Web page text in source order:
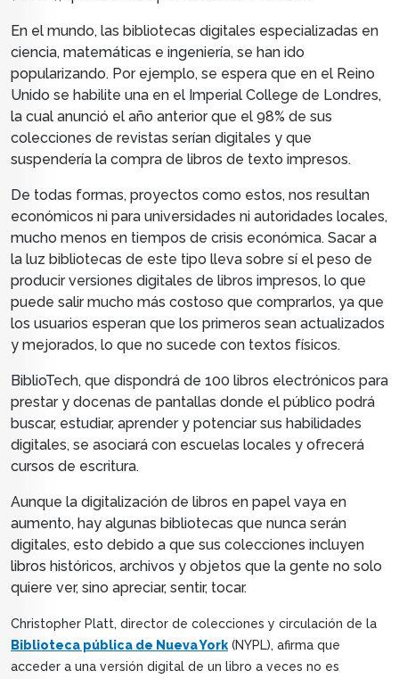
En el mundo, las bibliotecas digitales especializadas en
ciencia, matemáticas e ingeniería, se han ido
popularizando. Por ejemplo, se espera que en el Reino
Unido se habilite una en el Imperial College de Londres,
la cual anunció el año anterior que el 98% de sus
colecciones de revistas serían digitales y que
suspendería la compra de libros de texto impresos.
De todas formas, proyectos como estos, nos resultan
económicos ni para universidades ni autoridades locales,
mucho menos en tiempos de crisis económica. Sacar a
la luz bibliotecas de este tipo lleva sobre sí el peso de
producirversiones digitales de libros impresos, lo que
puede salir mucho más costoso que comprarlos, ya que
los usuarios esperan que los primeros sean actualizados
y mejorados, lo que no sucede con textos físicos.
BiblioTech, que dispondrá de 100 libros electrónicos para
prestar y docenas de pantallas donde el público podrá
buscar, estudiar, aprender y potenciar sus habilidades
digitales, se asociará con escuelas locales y ofrecerá
cursos de escritura.
Aunque la digitalización de libros en papel vaya en
aumento, hay algunas bibliotecas que nunca serán
digitales, esto debido a que sus colecciones incluyen
libros históricos, archivos y objetos que la gente no solo
quiere ver, sino apreciar, sentir, tocar.
Christopher Platt, director de colecciones y circulación de la
Biblioteca pública de Nueva York (NYPL), afirma que
acceder a una versión digital de un libro a veces no es